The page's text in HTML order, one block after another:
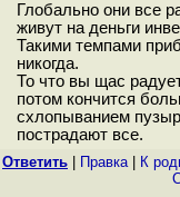
Глобально они все
живут на деньги
Такими темпами
никогда.
То что вы щас
потом кончится
схлопыванием
пострадают все.
Ответить Правка| К